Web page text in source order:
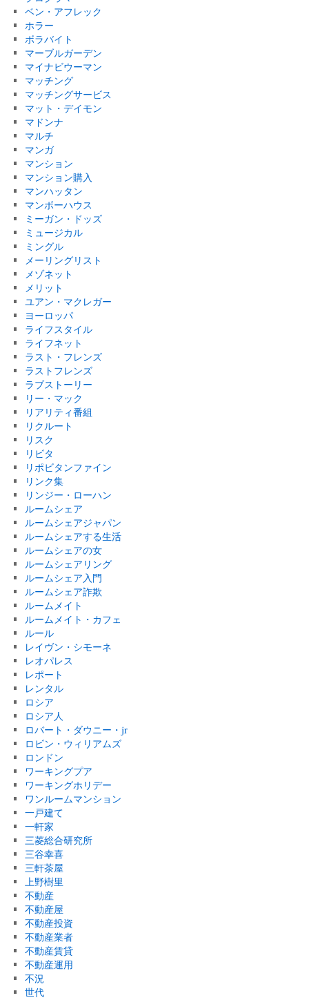
ベン・アフレック
ホラー
ボラバイト
マーブルガーデン
マイナビウーマン
マッチング
マッチングサービス
マット・デイモン
マドンナ
マルチ
マンガ
マンション
マンション購入
マンハッタン
マンボーハウス
ミーガン・ドッズ
ミュージカル
ミングル
メーリングリスト
メゾネット
メリット
ユアン・マクレガー
ヨーロッパ
ライフスタイル
ライフネット
ラスト・フレンズ
ラストフレンズ
ラブストーリー
リー・マック
リアリティ番組
リクルート
リスク
リビタ
リポビタンファイン
リンク集
リンジー・ローハン
ルームシェア
ルームシェアジャパン
ルームシェアする生活
ルームシェアの女
ルームシェアリング
ルームシェア入門
ルームシェア詐欺
ルームメイト
ルームメイト・カフェ
ルール
レイヴン・シモーネ
レオパレス
レポート
レンタル
ロシア
ロシア人
ロバート・ダウニー・jr
ロビン・ウィリアムズ
ロンドン
ワーキングプア
ワーキングホリデー
ワンルームマンション
一戸建て
一軒家
三菱総合研究所
三谷幸喜
三軒茶屋
上野樹里
不動産
不動産屋
不動産投資
不動産業者
不動産賃貸
不動産運用
不況
世代